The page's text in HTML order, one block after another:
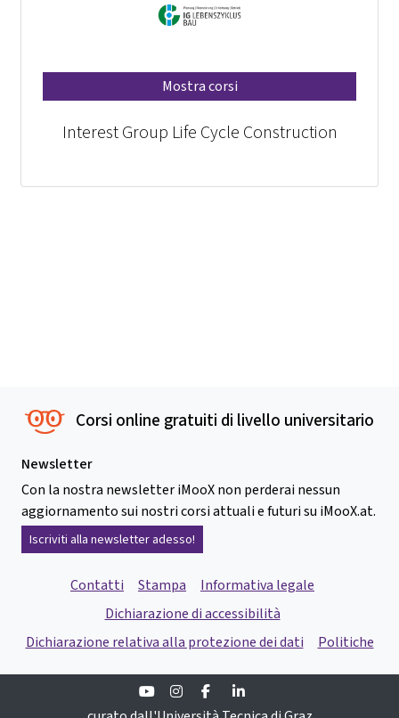
Mostra corsi
Interest Group Life Cycle Construction
Corsi online gratuiti di livello universitario
Newsletter
Con la nostra newsletter iMooX non perderai nessun
aggiornamento sui nostri corsi attuali e futuri su iMooX.at.
Iscriviti alla newsletter adesso!
Contatti Stampa
Informativa legale
Dichiarazione di accessibilità
Dichiarazione relativa alla protezione dei dati
Politiche
YoutubeInstagramFacebook